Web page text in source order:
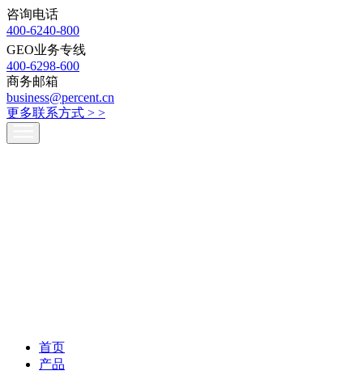
咨询电话
400-6240-800
GEO业务专线
400-6298-600
商务邮箱
business@percent.cn
更多联系方式 > >
首页
产品